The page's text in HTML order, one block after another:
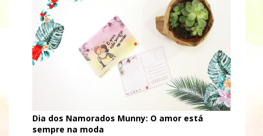
Dia dos Namorados Munny: O amor está
sempre na moda